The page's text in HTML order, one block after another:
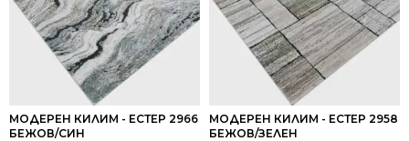
МОДЕРЕН КИЛИМ - ЕСТЕР 2966
БЕЖОВ/СИН
МОДЕРЕН КИЛИМ - ЕСТЕР 2958
БЕЖОВ/ЗЕЛЕН